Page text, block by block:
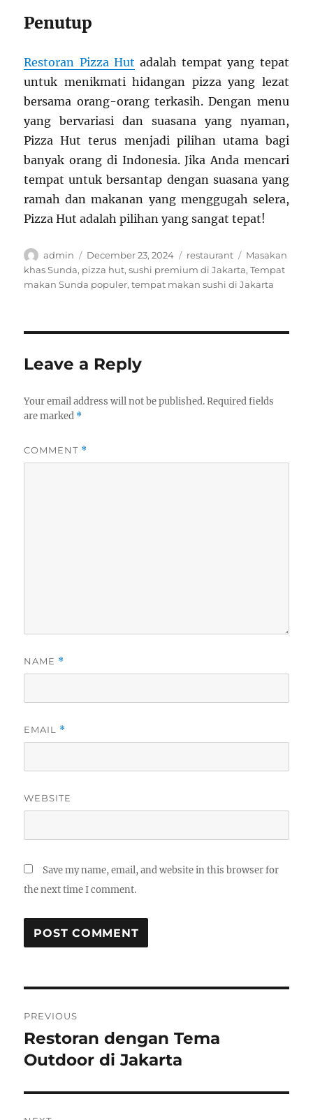
Penutup
Restoran Pizza Hut adalah tempat yang tepat
untuk menikmati hidangan pizza yang lezat
bersama orang-orang terkasih. Dengan menu
yang bervariasi dan suasana yang nyaman,
Pizza Hut terus menjadi pilihan utama bagi
banyak orang di Indonesia. Jika Anda mencari
tempat untuk bersantap dengan suasana yang
ramah dan makanan yang menggugah selera,
Pizza Hut adalah pilihan yang sangat tepat!
Author
admin
Posted
on
December 23, 2024 Categories
restaurant Tags
Masakan
khas Sunda, pizza hut,sushi premium di Jakarta,Tempat
makan Sunda populer,tempat makan sushi di Jakarta
Leave a Reply
Your email address will not be published. Required fields
are marked *
COMMENT *
NAME *
EMAIL *
WEBSITE
Save my name, email, and website in this browser for
the next time I comment.
navigation
PREVIOUS
Previous
post:
Restoran dengan Tema
Outdoor di Jakarta